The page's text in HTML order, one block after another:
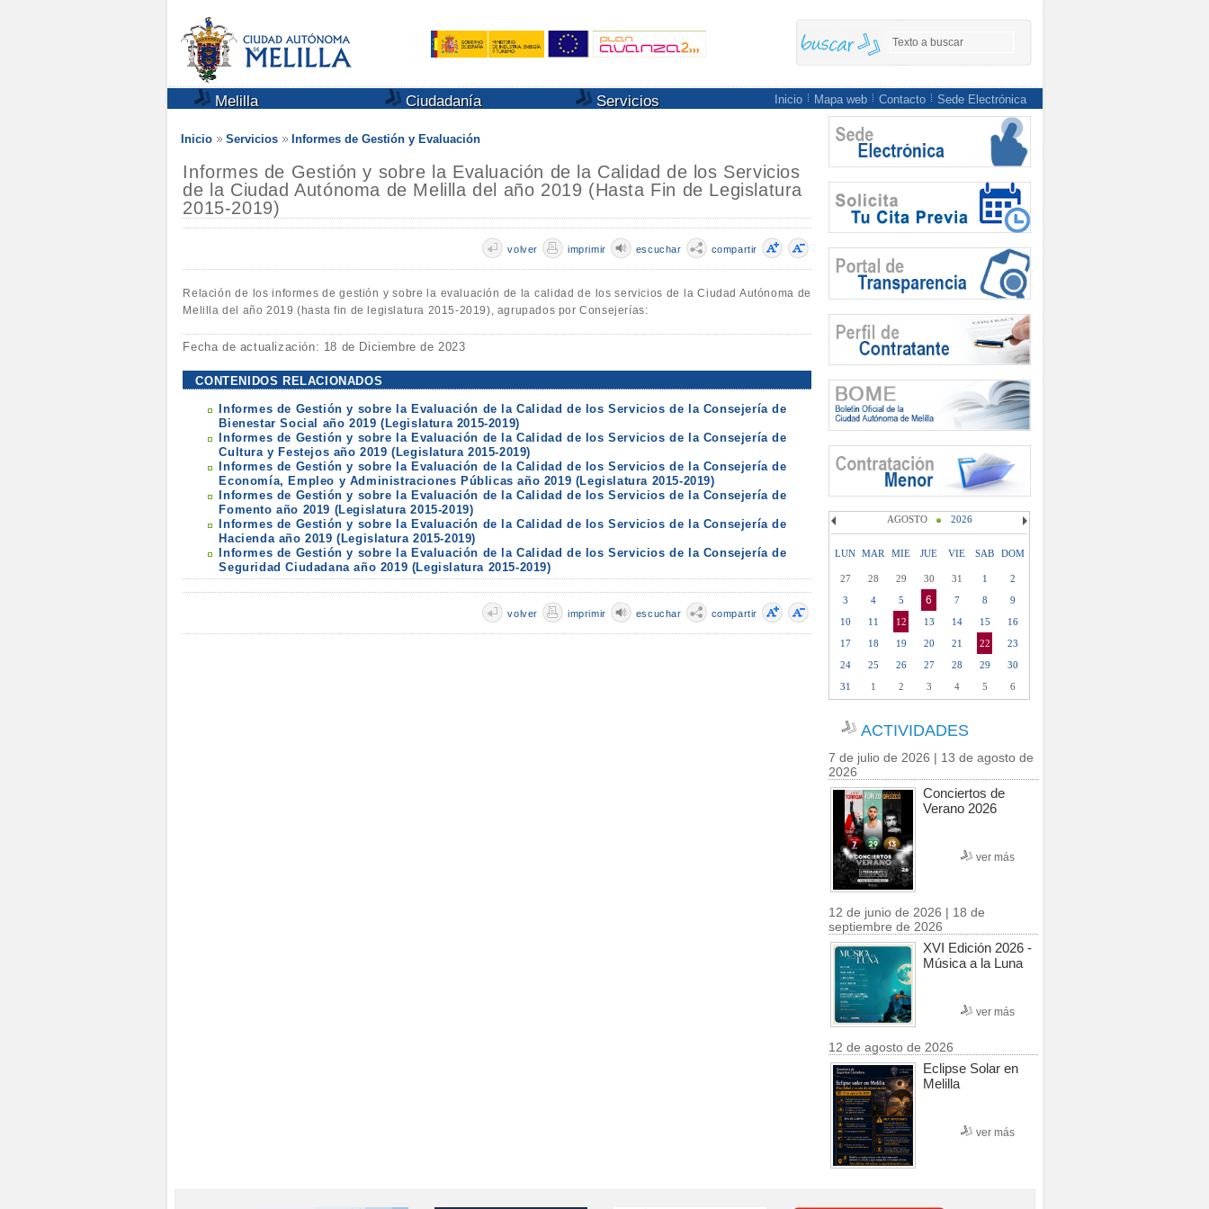
Melilla Ciudadanía Servicios Inicio Mapa web Contacto Sede Electrónica
Inicio Servicios Informes de Gestión y Evaluación
Informes de Gestión y sobre la Evaluación de la Calidad de los Servicios
de la Ciudad Autónoma de Melilla del año 2019 (Hasta Fin de Legislatura
2015-2019)
compartir
escuchar
imprimir
volver
Relación de los informes de gestión y sobre la evaluación de la calidad de los servicios de la Ciudad Autónoma de
Melilla del año 2019 (hasta fin de legislatura 2015-2019), agrupados por Consejerías:
Fecha de actualización: 18 de Diciembre de 2023
CONTENIDOS RELACIONADOS
Informes de Gestión y sobre la Evaluación de la Calidad de los Servicios de la Consejería de
Bienestar Social año 2019 (Legislatura 2015-2019)
Informes de Gestión y sobre la Evaluación de la Calidad de los Servicios de la Consejería de
Cultura y Festejos año 2019 (Legislatura 2015-2019)
Informes de Gestión y sobre la Evaluación de la Calidad de los Servicios de la Consejería de
Economía, Empleo y Administraciones Públicas año 2019 (Legislatura 2015-2019)
Informes de Gestión y sobre la Evaluación de la Calidad de los Servicios de la Consejería de
Fomento año 2019 (Legislatura 2015-2019)
Informes de Gestión y sobre la Evaluación de la Calidad de los Servicios de la Consejería de
Hacienda año 2019 (Legislatura 2015-2019)
Informes de Gestión y sobre la Evaluación de la Calidad de los Servicios de la Consejería de
Seguridad Ciudadana año 2019 (Legislatura 2015-2019)
compartir
escuchar
imprimir
volver
AGOSTO 2026
LUN MAR MIE JUE VIE SAB DOM
27 28 29 30 31 1
2
3
4 5 6 7 8
9
10
11 12 13 14 15
16
17
18 19 20 21 22
23
24
25 26 27 28 29
30
31
1 2 3 4 5 6
ACTIVIDADES
7 de julio de 2026 | 13 de agosto de
2026
Conciertos de
Verano 2026
ver más
12 de junio de 2026 | 18 de
septiembre de 2026
XVI Edición 2026 -
Música a la Luna
ver más
12 de agosto de 2026
Eclipse Solar en
Melilla
ver más